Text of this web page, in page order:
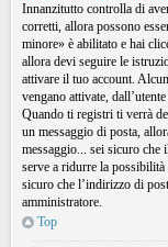
Innanzitutto controlla di
corretti, allora possono
minore» è abilitato e hai
allora devi seguire le
attivare il tuo account.
vengano attivate,
Quando ti registri ti verrà
un messaggio di posta,
messaggio... sei sicuro che
serve a ridurre la
sicuro che l’indirizzo di
amministratore.
Top